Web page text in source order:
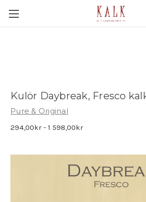
Kulör Daybreak, Fresco
Pure & Original
294,00kr - 1 598,00kr